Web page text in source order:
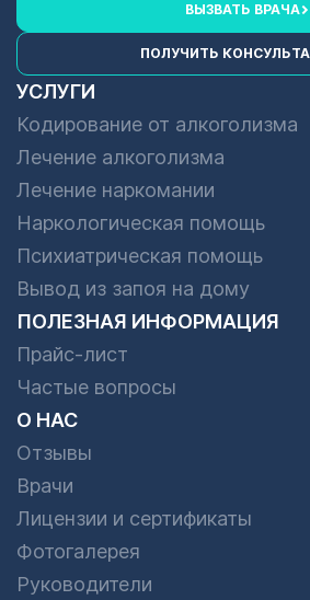
ВЫЗВАТЬ ВРАЧА
ПОЛУЧИТЬ
УСЛУГИ
Кодирование от алкоголизма
Лечение алкоголизма
Лечение наркомании
Наркологическая помощь
Психиатрическая помощь
Вывод из запоя на дому
ПОЛЕЗНАЯ ИНФОРМАЦИЯ
Прайс-лист
Частые вопросы
О НАС
Отзывы
Врачи
Лицензии и сертификаты
Фотогалерея
Руководители